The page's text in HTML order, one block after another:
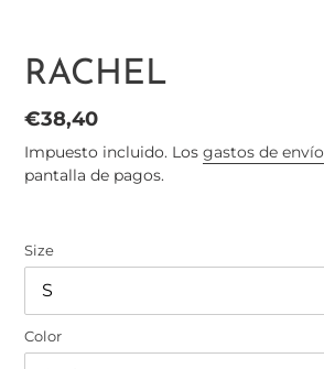
RACHEL
Precio
habitual
€38,40
Impuesto incluido. Los gastos de envío
pantalla de pagos.
Size
Color